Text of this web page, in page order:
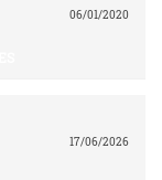
06/01/2020
17/06/2026